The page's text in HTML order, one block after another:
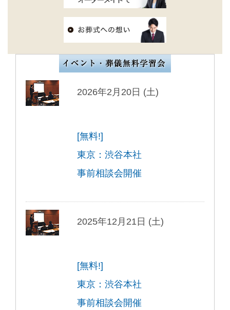
2026年2月20日 (土)
[無料!]
東京：渋谷本社
事前相談会開催
2025年12月21日 (土)
[無料!]
東京：渋谷本社
事前相談会開催